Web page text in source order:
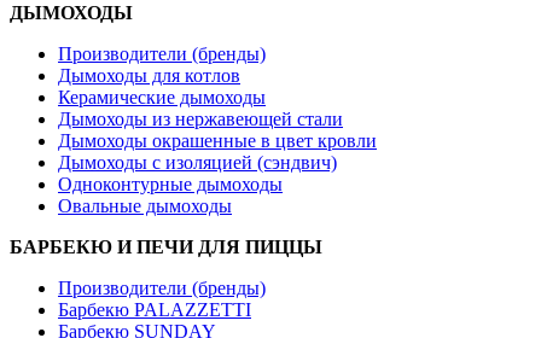
ДЫМОХОДЫ
Производители (бренды)
Дымоходы для котлов
Керамические дымоходы
Дымоходы из нержавеющей стали
Дымоходы окрашенные в цвет кровли
Дымоходы с изоляцией (сэндвич)
Одноконтурные дымоходы
Овальные дымоходы
БАРБЕКЮ И ПЕЧИ ДЛЯ ПИЦЦЫ
Производители (бренды)
Барбекю PALAZZETTI
Барбекю SUNDAY